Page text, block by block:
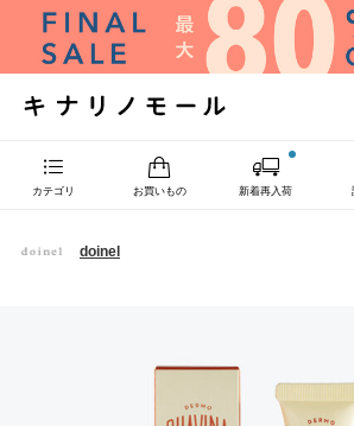
カテゴリ お買いもの 新着再入荷
doinel